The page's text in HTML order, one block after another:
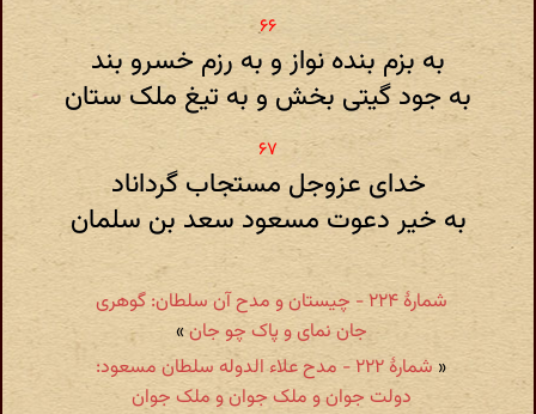
به بزم بنده نواز و به رزم خسرو بند
به جود گیتی بخش و به تیغ ملک ستان
خدای عزوجل مستجاب گرداناد
به خیر دعوت مسعود سعد بن سلمان
شمارهٔ ۲۲۴ - چیستان و مدح آن سلطان: گوهری
جان نمای و پاک چو جان»
«
شمارهٔ ۲۲۲ - مدح علاء الدوله سلطان مسعود:
دولت جوان و ملک جوان و ملک جوان